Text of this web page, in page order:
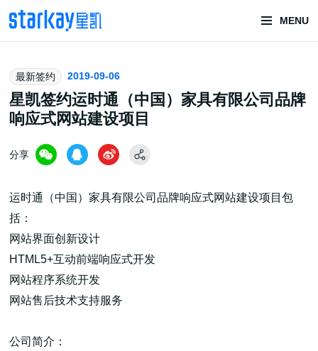
MENU
头部潮玩
技术服务商
潮玩技术解决方案
头部潮玩盲盒/谷子卡牌/二次元手办抽赏开发
最新签约 2019-09-06
星凯签约运时通（中国）家具有限公司品牌
响应式网站建设项目
分享
运时通（中国）家具有限公司品牌响应式网站建设项目包
括：
网站界面创新设计
HTML5+互动前端响应式开发
网站程序系统开发
网站售后技术支持服务
公司简介：